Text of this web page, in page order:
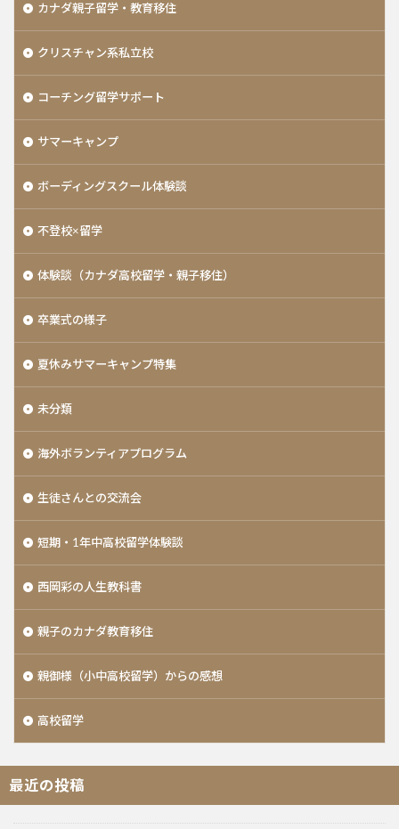
カナダ親子留学・教育移住
クリスチャン系私立校
コーチング留学サポート
サマーキャンプ
ボーディングスクール体験談
不登校×留学
体験談（カナダ高校留学・親子移住）
卒業式の様子
夏休みサマーキャンプ特集
未分類
海外ボランティアプログラム
生徒さんとの交流会
短期・1年中高校留学体験談
西岡彩の人生教科書
親子のカナダ教育移住
親御様（小中高校留学）からの感想
高校留学
最近の投稿